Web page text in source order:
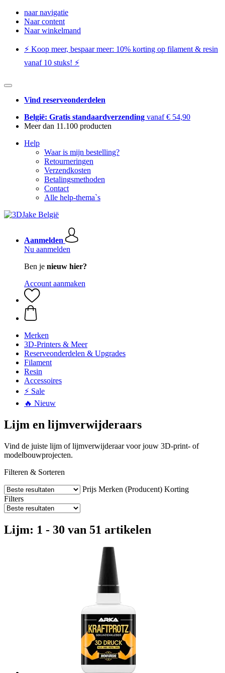
naar navigatie
Naar content
Naar winkelmand
⚡️ Koop meer, bespaar meer: ​​10% korting op filament & resin
vanaf 10 stuks! ⚡️
Vind reserveonderdelen
België: Gratis standaardverzending vanaf € 54,90
Meer dan 11.100 producten
Help
Waar is mijn bestelling?
Retourneringen
Verzendkosten
Betalingsmethoden
Contact
Alle help-thema`s
Aanmelden
Nu aanmelden
Ben je nieuw hier?
Account aanmaken
Merken
3D-Printers & Meer
Reserveonderdelen & Upgrades
Filament
Resin
Accessoires
⚡ Sale
🔥 Nieuw
Lijm en lijmverwijderaars
Vind de juiste lijm of lijmverwijderaar voor jouw 3D-print- of
modelbouwprojecten.
Filteren & Sorteren
Prijs Merken (Producent) Korting
Filters
Lijm: 1 - 30 van 51 artikelen